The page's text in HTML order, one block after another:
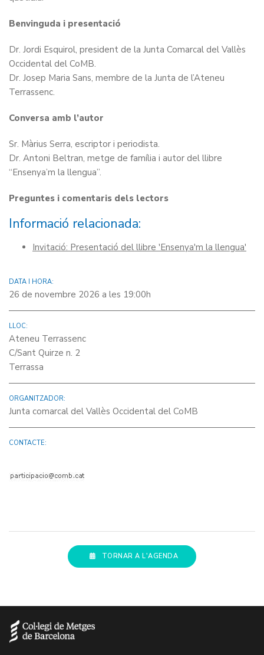
Benvinguda i presentació
Dr. Jordi Esquirol, president de la Junta Comarcal del Vallès
Occidental del CoMB.
Dr. Josep Maria Sans, membre de la Junta de l’Ateneu
Terrassenc.
Conversa amb l’autor
Sr. Màrius Serra, escriptor i periodista.
Dr. Antoni Beltran, metge de família i autor del llibre
“Ensenya’m la llengua”.
Preguntes i comentaris dels lectors
Informació relacionada:
Invitació: Presentació del llibre 'Ensenya'm la llengua'
DATA I HORA:
26 de novembre 2026 a les 19:00h
LLOC:
Ateneu Terrassenc
C/Sant Quirze n. 2
Terrassa
ORGANITZADOR:
Junta comarcal del Vallès Occidental del CoMB
CONTACTE:
TORNAR A L'AGENDA